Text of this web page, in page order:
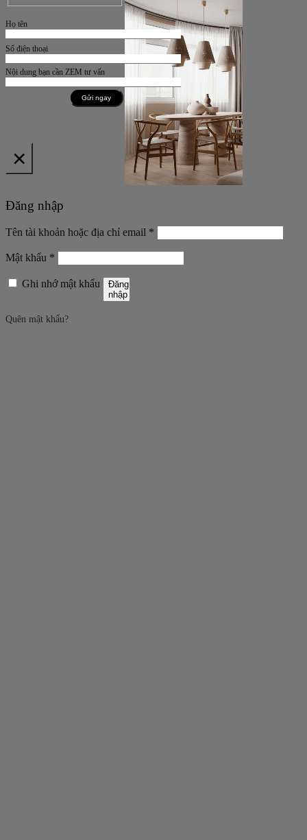
Họ tên
Số điện thoại
Nội dung bạn cần ZEM tư vấn
×
Đăng nhập
Tên tài khoản hoặc địa chỉ email *
buộc
Mật khẩu *
buộc
Ghi nhớ mật khẩu
Đăng
nhập
Quên mật khẩu?